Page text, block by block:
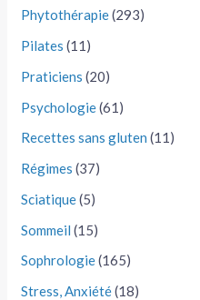
Phytothérapie(293)
Pilates (11)
Praticiens (20)
Psychologie(61)
Recettes sans gluten (11)
Régimes (37)
Sciatique(5)
Sommeil (15)
Sophrologie(165)
Stress, Anxiété(18)